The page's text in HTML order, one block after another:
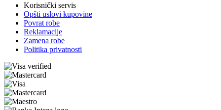
Korisnički servis
Opšti uslovi kupovine
Povrat robe
Reklamacije
Zamena robe
Politika privatnosti